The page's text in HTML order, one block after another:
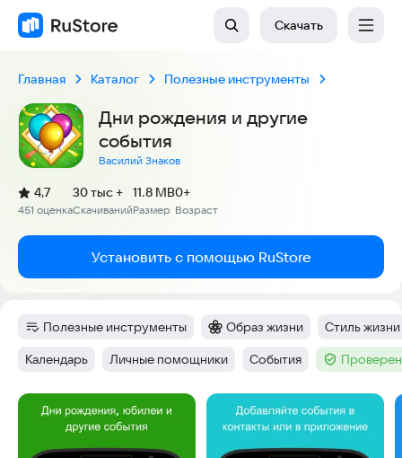
Скачать
Главная Каталог Полезные инструменты
Дни рождения и другие
события
Василий Знаков
Рейтинг:
4,7
(
451 оценка
)
Скачиваний
30 тыс +
Размер
11.8 MB
Возраст
0+
Установить с помощью RuStore
Категория:
Полезные инструменты Категория:
Образ жизни Тег:
Стиль жизни
Тег:
Календарь Тег:
Личные помощники Тег:
События Тег :
Скриншоты